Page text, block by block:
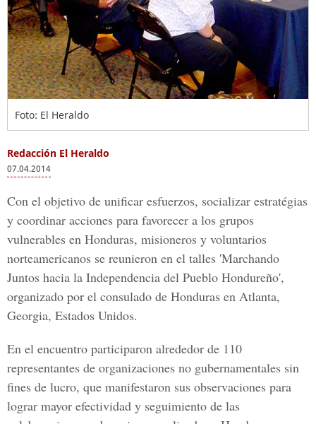
Foto: El Heraldo
Redacción El Heraldo
07.04.2014
Con el objetivo de unificar esfuerzos, socializar estratégias
y coordinar acciones para favorecer a los grupos
vulnerables en Honduras, misioneros y voluntarios
norteamericanos se reunieron en el talles 'Marchando
Juntos hacia la Independencia del Pueblo Hondureño',
organizado por el consulado de Honduras en Atlanta,
Georgia, Estados Unidos.
En el encuentro participaron alrededor de 110
representantes de organizaciones no gubernamentales sin
fines de lucro, que manifestaron sus observaciones para
lograr mayor efectividad y seguimiento de las